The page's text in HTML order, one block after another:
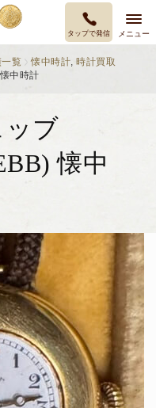
タップで発信 メニュー
覧 懐中時計, 時計買取
中時計
ブ
懐中